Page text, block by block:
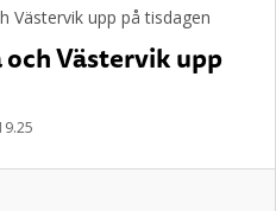
Västervik upp